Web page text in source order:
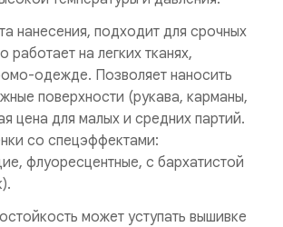
нанесения, подходит для срочных
работает на легких тканях,
одежде. Позволяет наносить
поверхности (рукава, карманы,
цена для малых и средних партий.
со спецэффектами:
флуоресцентные, с бархатистой
может уступать вышивке